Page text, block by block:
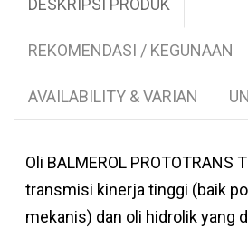
DESKRIPSI PRODUK
REKOMENDASI / KEGUNAAN
AVAILABILITY & VARIAN
Oli BALMEROL PROTOTRANS
transmisi kinerja tinggi (baik
mekanis) dan oli hidrolik yang